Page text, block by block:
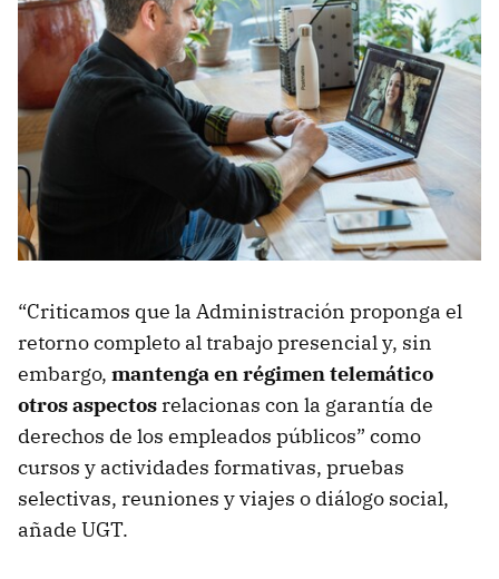
“Criticamos que la Administración proponga el
retorno completo al trabajo presencial y, sin
embargo, mantenga en régimen telemático
otros aspectos relacionas con la garantía de
derechos de los empleados públicos” como
cursos y actividades formativas, pruebas
selectivas, reuniones y viajes o diálogo social,
añade UGT.